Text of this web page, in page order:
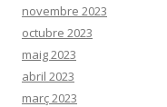
novembre 2023
octubre 2023
maig 2023
abril 2023
març 2023